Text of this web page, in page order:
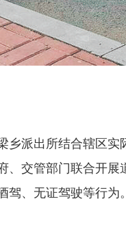
乡派出所结合辖区
、交管部门联合开
驾、无证驾驶等行